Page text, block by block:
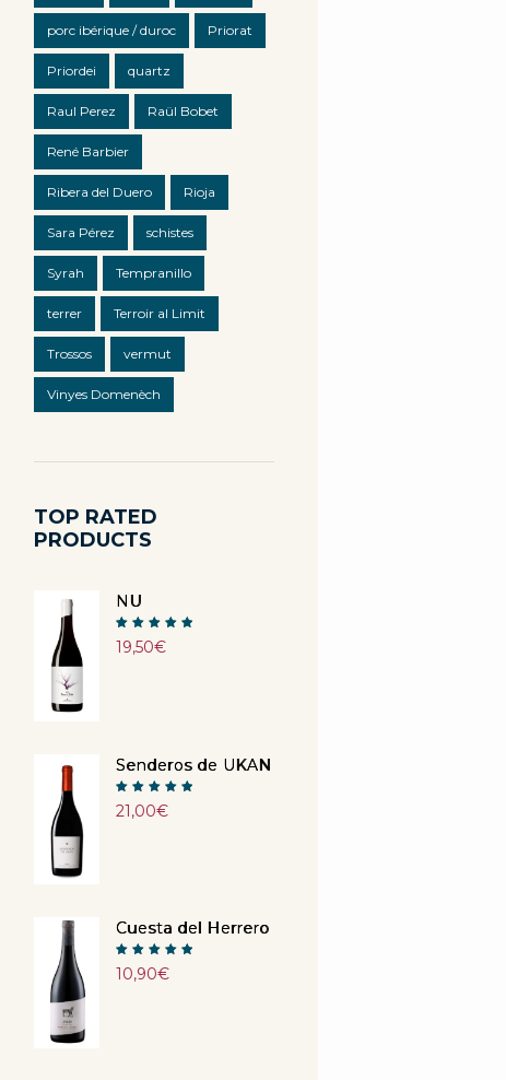
porc ibérique / duroc Priorat
Priordei quartz
Raul Perez Raül Bobet
René Barbier
Ribera del Duero Rioja
Sara Pérez schistes
Syrah Tempranillo
terrer Terroir al Limit
Trossos vermut
Vinyes Domenèch
TOP RATED
PRODUCTS
NU
Note
5.00
19,50€
Senderos de UKAN
5.00
21,00€
Cuesta del Herrero
Note
5.00
10,90€